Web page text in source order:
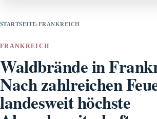
STARTSEITE›FRANKREICH
FRANKREICH
Waldbrände in
Nach zahlreichen
landesweit höchste